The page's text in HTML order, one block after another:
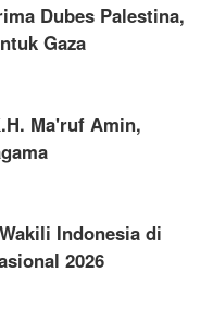
Dubes Palestina,
Gaza
Ma'ruf Amin,
Indonesia di
2026